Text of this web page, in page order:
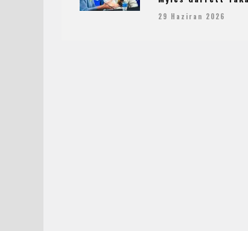
29 Haziran 2026